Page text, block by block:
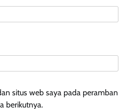
situs web saya pada peramban
berikutnya.